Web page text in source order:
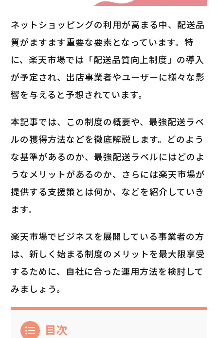
ネットショッピングの利用が高まる中、配送品
質がますます重要な要素となっています。特
に、楽天市場では「配送品質向上制度」の導入
が予定され、出店事業者やユーザーに様々な影
響を与えると予想されています。
本記事では、この制度の概要や、最強配送ラベ
ルの獲得方法などを徹底解説します。どのよう
な基準があるのか、最強配送ラベルにはどのよ
うなメリットがあるのか、さらには楽天市場が
提供する支援策とは何か、などを紹介していき
ます。
楽天市場でビジネスを展開している事業者の方
は、新しく始まる制度のメリットを最大限享受
するために、自社に合った運用方法を検討して
みましょう。
目次